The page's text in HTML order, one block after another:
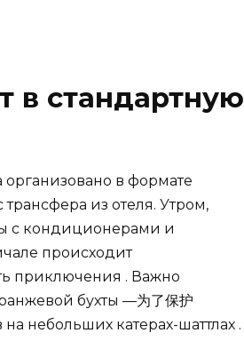
в стандартную
в формате
из отеля. Утром,
с кондиционерами и
происходит
приключения . Важно
бухты —为了保护
небольших катерах-шаттлах .